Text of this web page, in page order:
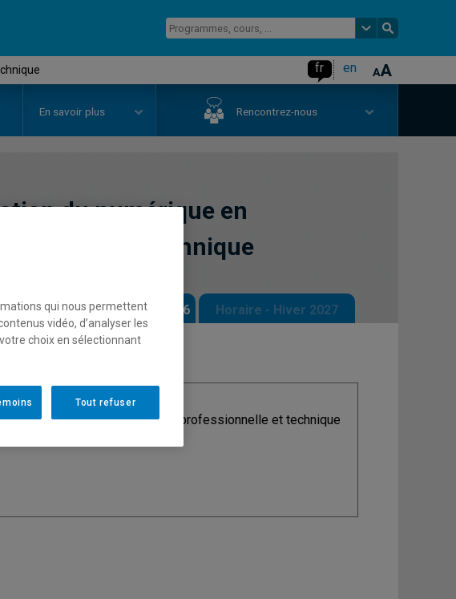
fr en
En savoir plus Rencontrez-nous
du numérique en
et technique
Horaire - Automne 2026 Horaire - Hiver 2027
Discipline: Formation professionnelle et technique
qui nous permettent
vidéo, d’analyser les
choix en sélectionnant
Tout refuser